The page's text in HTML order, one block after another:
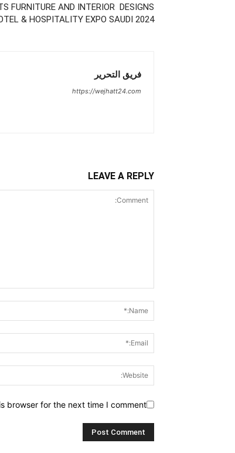
FURNITURE AND INTERIOR DESIGNS
& HOSPITALITY EXPO SAUDI 2024
فريق التحرير
https://wejhatt24.com
LEAVE A REPLY
browser for the next time I comment.